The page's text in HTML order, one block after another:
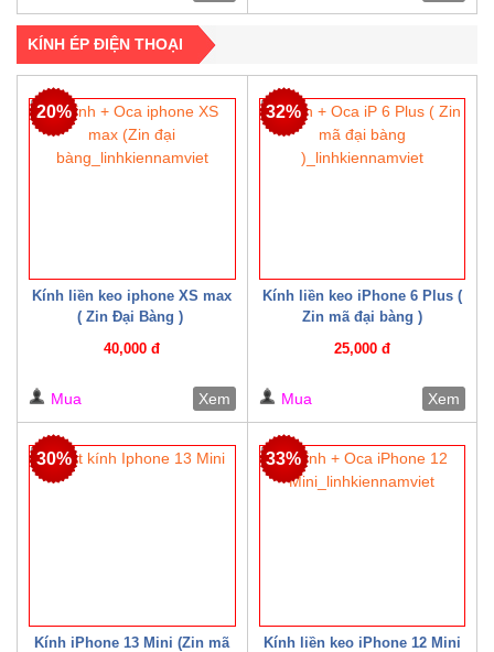
KÍNH ÉP ĐIỆN THOẠI
Kính liền keo iphone XS max
( Zin Đại Bàng )
40,000 đ
20%
Mua Xem
Kính liền keo iPhone 6 Plus (
Zin mã đại bàng )
25,000 đ
32%
Mua Xem
Kính iPhone 13 Mini (Zin mã
30%
Kính liền keo iPhone 12 Mini
33%